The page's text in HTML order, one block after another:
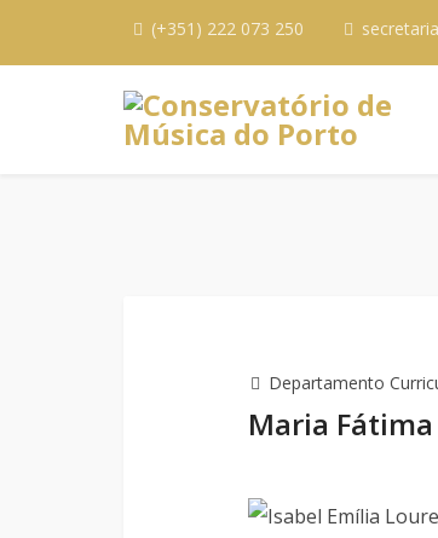
(+351) 222 073 250
Departamento
Maria